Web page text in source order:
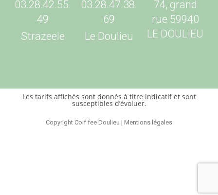
03.28.42.55.
49
Strazeele
03.28.47.38.
69
Le Doulieu
74, grand
rue 59940
LE DOULIEU
Les tarifs affichés sont donnés à titre indicatif et sont
susceptibles d’évoluer.
Copyright Coif fee Doulieu | Mentions légales